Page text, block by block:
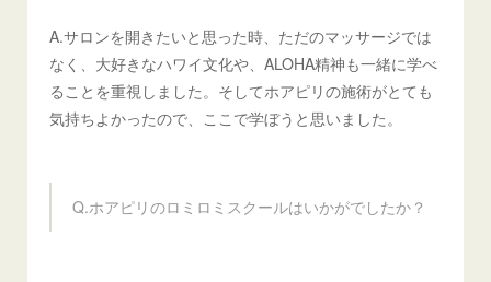
A.サロンを開きたいと思った時、ただのマッサージでは
なく、大好きなハワイ文化や、ALOHA精神も一緒に学べ
ることを重視しました。そしてホアピリの施術がとても
気持ちよかったので、ここで学ぼうと思いました。
Q.ホアピリのロミロミスクールはいかがでしたか？